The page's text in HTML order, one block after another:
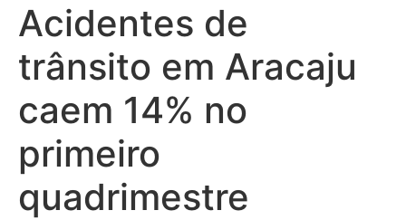
Acidentes de
trânsito em Aracaju
caem 14% no
primeiro
quadrimestre